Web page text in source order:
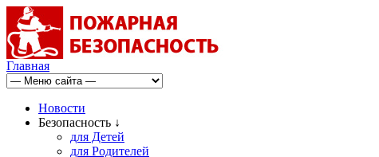
Главная
Новости
Безопасность ↓
для Детей
для Родителей